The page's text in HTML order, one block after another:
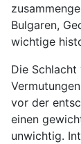
Bulgaren,
wichtige
Die
vor der
einen
unwichtig.